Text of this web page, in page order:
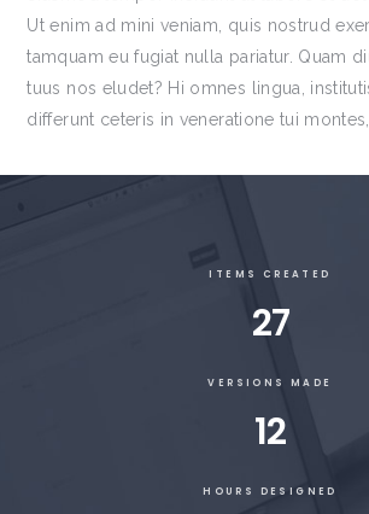
Ut enim ad mini veniam, quis nostrud
tamquam eu fugiat nulla pariatur. Quam
tuus nos eludet? Hi omnes lingua,
differunt ceteris in veneratione tui
ITEMS CREATED
27
VERSIONS MADE
12
HOURS DESIGNED